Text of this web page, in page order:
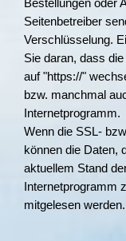
Bestellungen oder
Seitenbetreiber
Verschlüsselung.
Sie daran, dass
auf "https://"
bzw. manchmal
Internetprogramm.
Wenn die SSL-
können die Daten,
aktuellem Stand
Internetprogramm
mitgelesen werden.